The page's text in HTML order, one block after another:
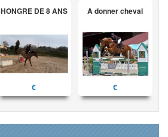
HONGRE DE 8 ANS
€
A donner cheval
€